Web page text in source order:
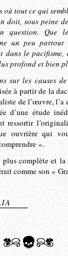
où tout ce qui
doit, sous peine
question. Que
un peu partout
le pacifisme,
profond et bien
sur les causes
à partir de la
de l’œuvre,
d’une étude
ressortir
ouvrière qui
».
complète et la
comme son «